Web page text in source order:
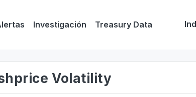
Investigación Treasury Data
Volatility